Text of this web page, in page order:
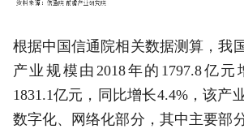
根据中国信通院相关数据测算，我
产业规模由2018年的1797.8亿元
1831.1亿元，同比增长4.4%，该产
数字化、网络化部分，其中主要部